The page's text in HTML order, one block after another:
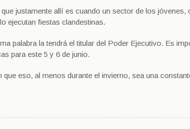
justamente allí es cuando un sector de los
ejecutan fiestas clandestinas.
palabra la tendrá el titular del Poder Ejecutivo. Es
para este 5 y 6 de junio.
eso, al menos durante el invierno, sea una